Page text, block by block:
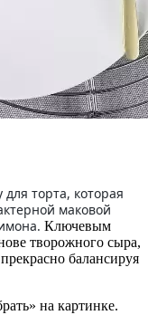
торта, которая
маковой
Ключевым
творожного сыра,
балансируя
на картинке.